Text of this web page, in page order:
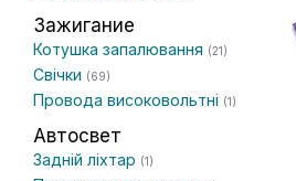
Зажигание
Котушка запалювання (21)
Свічки (69)
Провода високовольтні (1)
Автосвет
Задній ліхтар (1)